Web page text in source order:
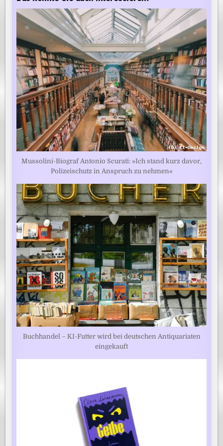
Mussolini-Biograf Antonio Scurati: »Ich stand kurz davor,
Polizeischutz in Anspruch zu nehmen«
Buchhandel – KI-Futter wird bei deutschen Antiquariaten
eingekauft